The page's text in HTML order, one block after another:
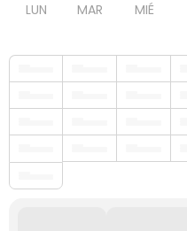
LUN MAR MIÉ